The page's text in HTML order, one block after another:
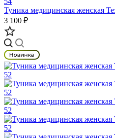
Туника медицинская женская
3 100 ₽